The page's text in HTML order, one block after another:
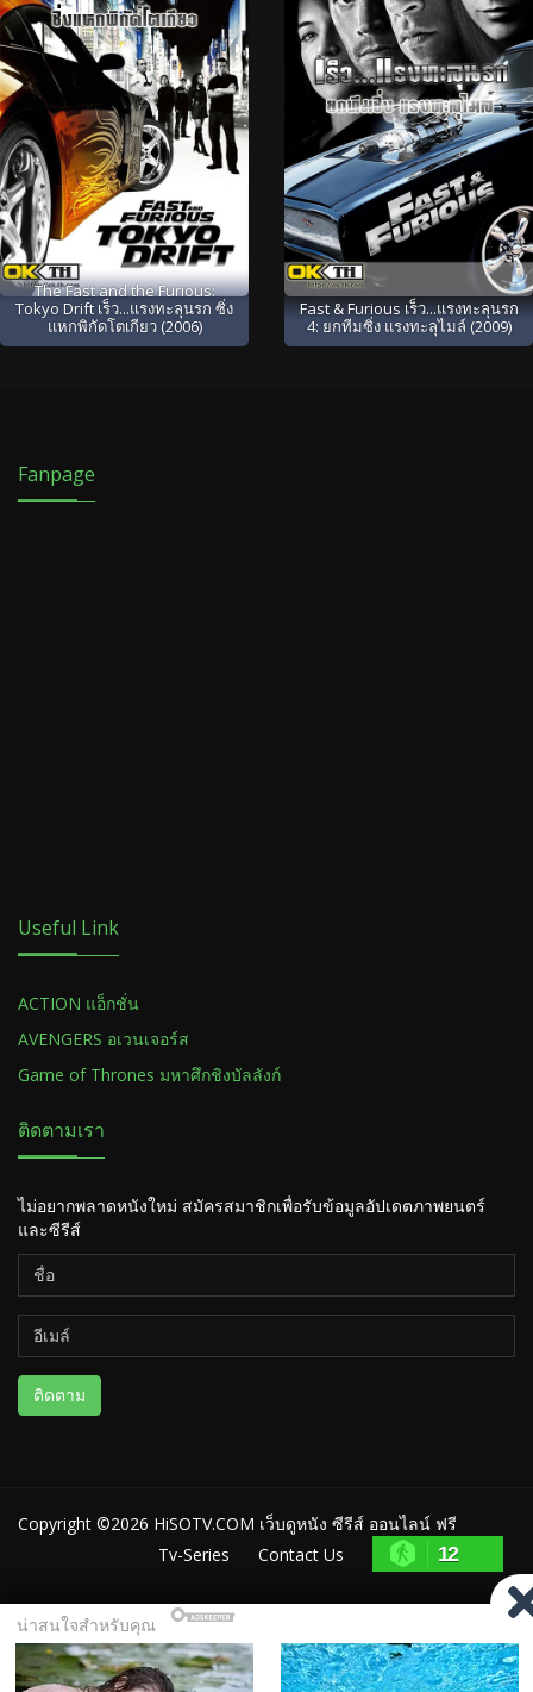
The Fast and the Furious:
Tokyo Drift เร็ว...แรงทะลุนรก ซิ่ง
แหกพิกัดโตเกียว (2006)
Fast & Furious เร็ว...แรงทะลุนรก
4: ยกทีมซิ่ง แรงทะลุไมล์ (2009)
Fanpage
Useful Link
ACTION แอ็กชั่น
AVENGERS อเวนเจอร์ส
Game of Thrones มหาศึกชิงบัลลังก์
ติดตามเรา
ไม่อยากพลาดหนังใหม่ สมัครสมาชิกเพื่อรับข้อมูลอัปเดตภาพยนตร์
และซีรีส์
ติดตาม
Copyright ©2026 HiSOTV.COM เว็บดูหนัง ซีรีส์ ออนไลน์ ฟรี
Tv-Series
Contact Us 12